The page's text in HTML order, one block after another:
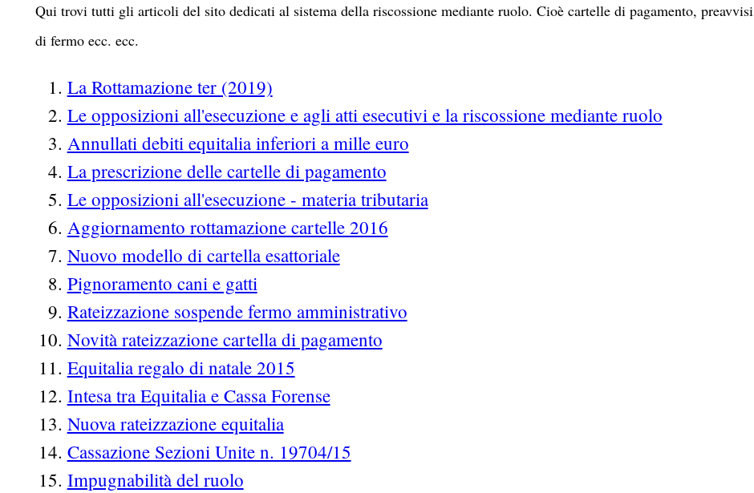
Qui trovi tutti gli articoli del sito dedicati al sistema della riscossione mediante ruolo. Cioè cartelle di pagamento, preavvisi
di fermo ecc. ecc.
La Rottamazione ter (2019)
Le opposizioni all'esecuzione e agli atti esecutivi e la riscossione mediante ruolo
Annullati debiti equitalia inferiori a mille euro
La prescrizione delle cartelle di pagamento
Le opposizioni all'esecuzione - materia tributaria
Aggiornamento rottamazione cartelle 2016
Nuovo modello di cartella esattoriale
Pignoramento cani e gatti
Rateizzazione sospende fermo amministrativo
Novità rateizzazione cartella di pagamento
Equitalia regalo di natale 2015
Intesa tra Equitalia e Cassa Forense
Nuova rateizzazione equitalia
Cassazione Sezioni Unite n. 19704/15
Impugnabilità del ruolo